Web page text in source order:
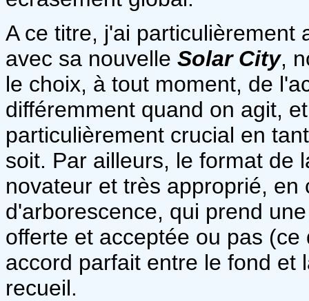
A ce titre, j'ai particulièrement
avec sa nouvelle Solar City,
le choix, à tout moment, de
différemment quand on agit,
particulièrement crucial en
soit. Par ailleurs, le format de
novateur et très approprié,
d'arborescence, qui prend
offerte et acceptée ou pas
accord parfait entre le fond et
recueil.